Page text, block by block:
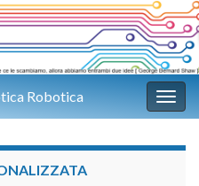
Robotica